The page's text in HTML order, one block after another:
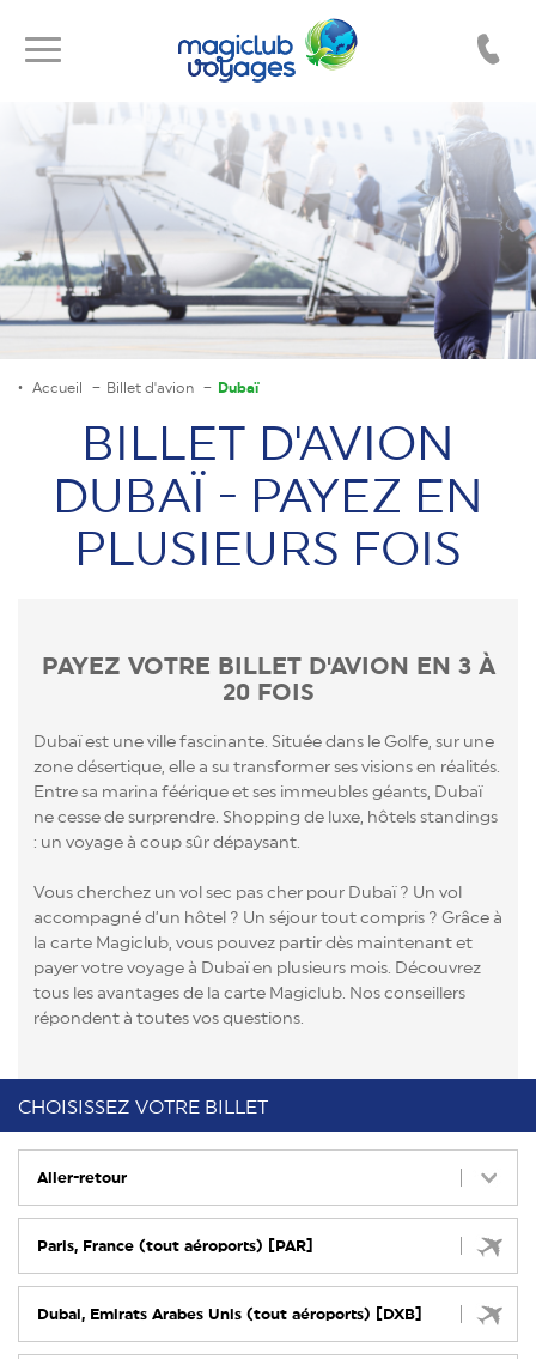
Toggle
Toggle
navigation
Accueil Billet d'avion Dubaï
BILLET D'AVION
DUBAÏ - PAYEZ EN
PLUSIEURS FOIS
PAYEZ VOTRE BILLET D'AVION EN 3 À
20 FOIS
Dubaï est une ville fascinante. Située dans le Golfe, sur une
zone désertique, elle a su transformer ses visions en réalités.
Entre sa marina féérique et ses immeubles géants, Dubaï
ne cesse de surprendre. Shopping de luxe, hôtels standings
: un voyage à coup sûr dépaysant.
Vous cherchez un vol sec pas cher pour Dubaï ? Un vol
accompagné d’un hôtel ? Un séjour tout compris ? Grâce à
la carte Magiclub, vous pouvez partir dès maintenant et
payer votre voyage à Dubaï en plusieurs mois. Découvrez
tous les avantages de la carte Magiclub. Nos conseillers
répondent à toutes vos questions.